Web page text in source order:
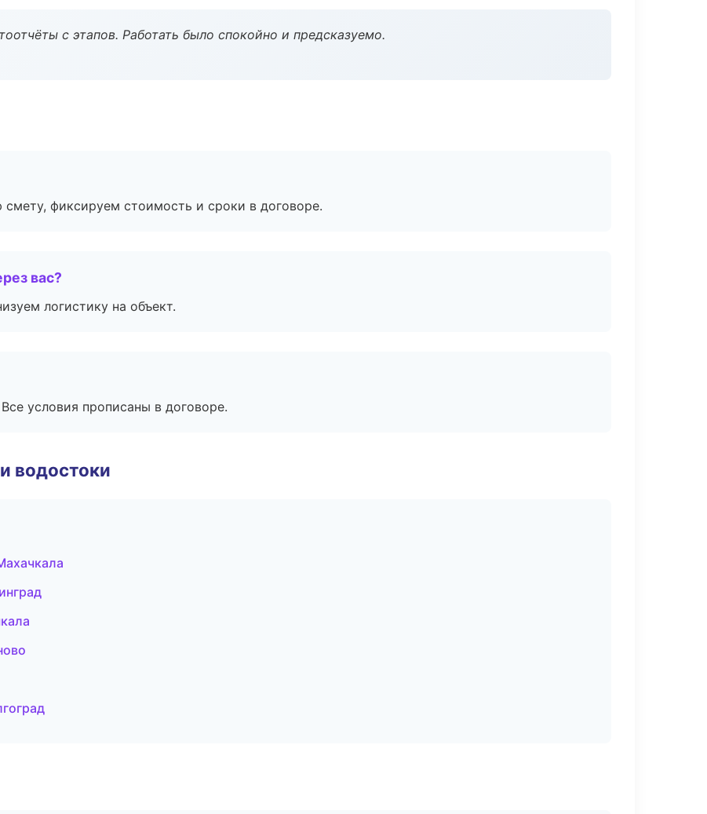
с этапов. Работать было спокойно и предсказуемо.
фиксируем стоимость и сроки в договоре.
вас?
логистику на объект.
условия прописаны в договоре.
водостоки